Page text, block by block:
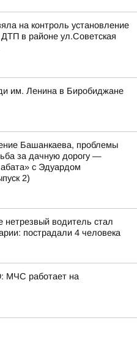
на контроль установление
ДТП в районе ул.Советская
им. Ленина в Биробиджане
Башанкаева, проблемы
за дачную дорогу —
с Эдуардом
2)
нетрезвый водитель стал
пострадали 4 человека
МЧС работает на